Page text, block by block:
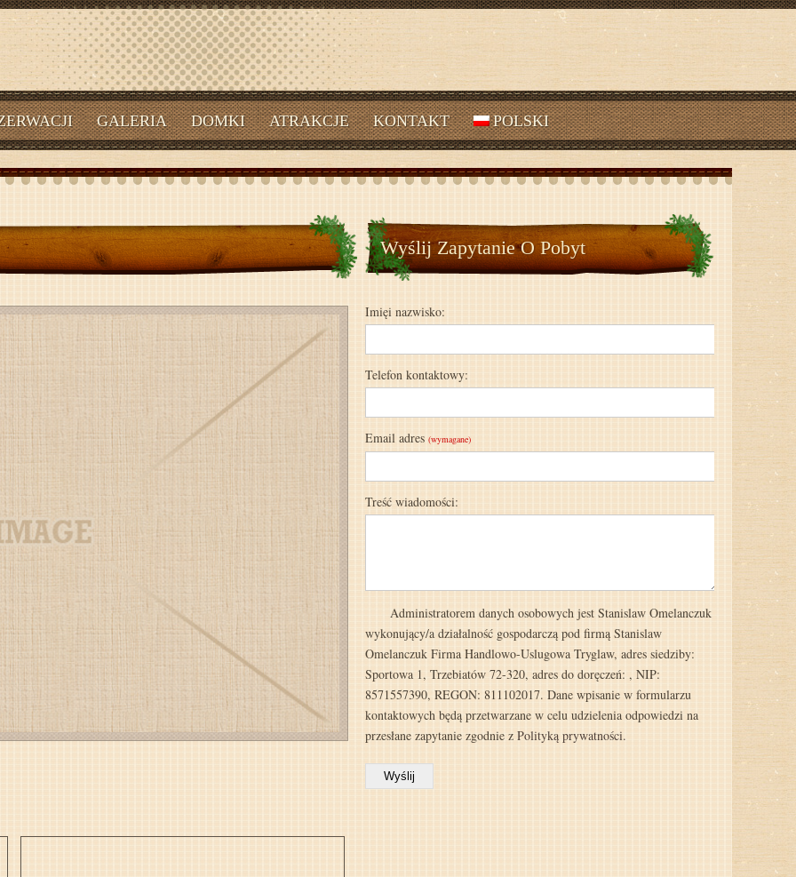
GALERIA DOMKI ATRAKCJE KONTAKT POLSKI
Wyślij Zapytanie O Pobyt
Imięi nazwisko:
Telefon kontaktowy:
Email adres (wymagane)
Treść wiadomości:
Administratorem danych osobowych jest Stanislaw Omelanczuk
wykonujący/a działalność gospodarczą pod firmą Stanislaw
Omelanczuk Firma Handlowo-Uslugowa Tryglaw, adres siedziby:
Sportowa 1, Trzebiatów 72-320, adres do doręczeń: , NIP:
8571557390, REGON: 811102017. Dane wpisanie w formularzu
kontaktowych będą przetwarzane w celu udzielenia odpowiedzi na
przesłane zapytanie zgodnie z Polityką prywatności.
Wyślij